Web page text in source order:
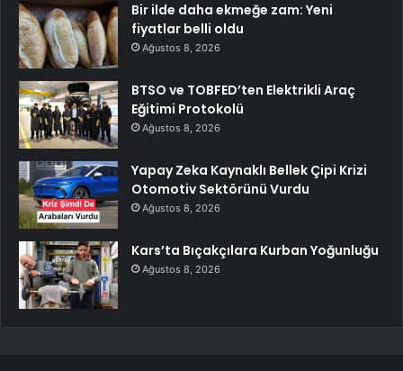
Bir ilde daha ekmeğe zam: Yeni
fiyatlar belli oldu
Ağustos 8, 2026
BTSO ve TOBFED’ten Elektrikli Araç
Eğitimi Protokolü
Ağustos 8, 2026
Yapay Zeka Kaynaklı Bellek Çipi Krizi
Otomotiv Sektörünü Vurdu
Ağustos 8, 2026
Kars’ta Bıçakçılara Kurban Yoğunluğu
Ağustos 8, 2026